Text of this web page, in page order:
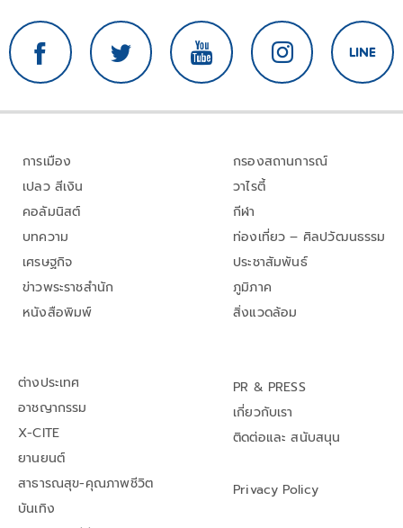
การเมือง
เปลว สีเงิน
คอลัมนิสต์
บทความ
เศรษฐกิจ
ข่าวพระราชสำนัก
หนังสือพิมพ์
กรองสถานการณ์
วาไรตี้
กีฬา
ท่องเที่ยว – ศิลปวัฒนธรรม
ประชาสัมพันธ์
ภูมิภาค
สิ่งแวดล้อม
ต่างประเทศ
อาชญากรรม
X-CITE
ยานยนต์
สาธารณสุข-คุณภาพชีวิต
บันเทิง
PR & PRESS
เกี่ยวกับเรา
ติดต่อและ สนับสนุน
Privacy Policy